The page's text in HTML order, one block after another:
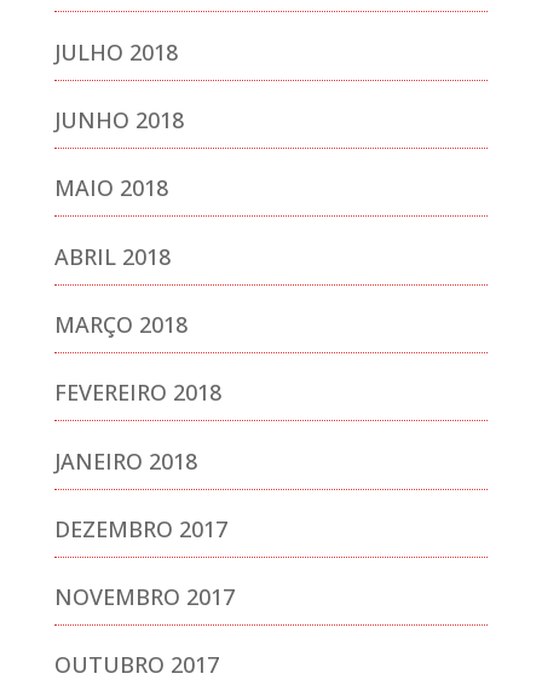
JULHO 2018
JUNHO 2018
MAIO 2018
ABRIL 2018
MARÇO 2018
FEVEREIRO 2018
JANEIRO 2018
DEZEMBRO 2017
NOVEMBRO 2017
OUTUBRO 2017